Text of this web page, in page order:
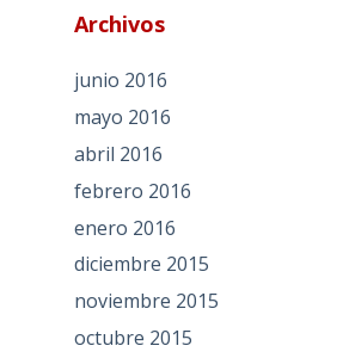
Archivos
junio 2016
mayo 2016
abril 2016
febrero 2016
enero 2016
diciembre 2015
noviembre 2015
octubre 2015